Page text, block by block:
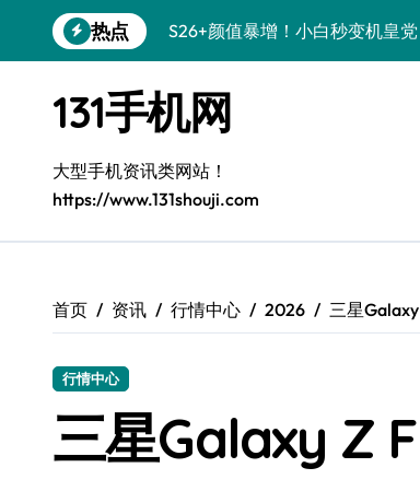
到
热点
S26+颜值暴增！小白秒变机皇党
三星S26上手必学的个性化美化技
S25美化攻略：小白秒变酷炫高手
三星Galaxy C55 5G惊艳亮相！
Galaxy C55 5G定制秘籍，小白
S25+上手秒变焦点！
131手机网
大型手机资讯类网站！
https://www.131shouji.com
首页 资讯 行情中心 2026 三星
行情中心
三星Galaxy Z